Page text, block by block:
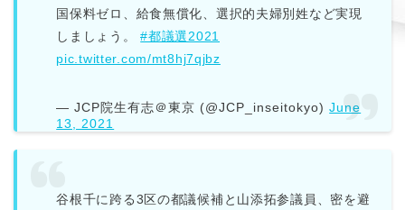
国保料ゼロ、給食無償化、選択的夫婦別姓など実現
しましょう。#都議選2021
pic.twitter.com/mt8hj7qjbz
— JCP院生有志＠東京 (@JCP_inseitokyo)June
13, 2021
谷根千に跨る3区の都議候補と山添拓参議員、密を避